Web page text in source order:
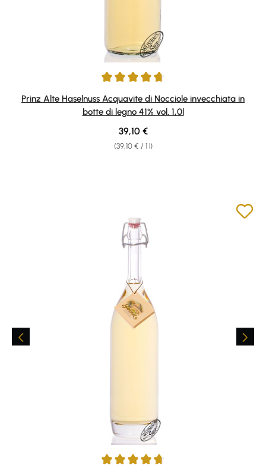
Average rating of 4.87 out of 5 stars
Prinz Alte Haselnuss Acquavite di Nocciole invecchiata in
botte di legno 41% vol. 1,0l
(39,10 € / 1 l)
Regular price:
39,10 €